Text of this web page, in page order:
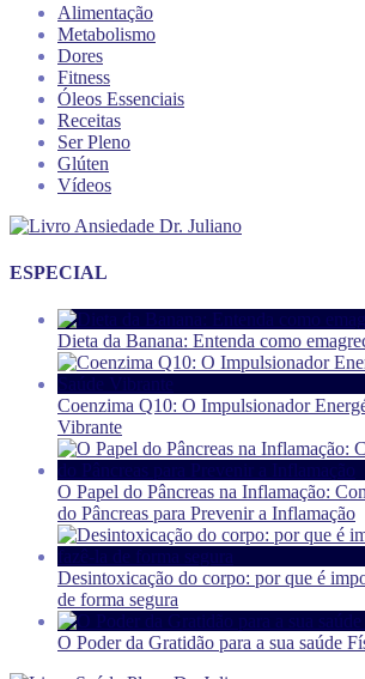
Alimentação
Metabolismo
Dores
Fitness
Óleos Essenciais
Receitas
Ser Pleno
Glúten
Vídeos
ESPECIAL
Dieta da Banana: Entenda como
Coenzima Q10: O Impulsionador
Vibrante
O Papel do Pâncreas na Inflamação:
do Pâncreas para Prevenir a Inflamação
Desintoxicação do corpo: por que é
de forma segura
O Poder da Gratidão para a sua saúde